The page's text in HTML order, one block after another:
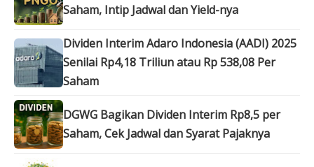
Saham, Intip Jadwal dan Yield-nya
Dividen Interim Adaro Indonesia (AADI) 2025
Senilai Rp4,18 Triliun atau Rp 538,08 Per
Saham
DGWG Bagikan Dividen Interim Rp8,5 per
Saham, Cek Jadwal dan Syarat Pajaknya